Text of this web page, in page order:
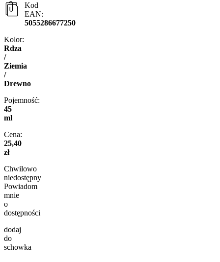
Kod
EAN:
5055286677250
Kolor:
Rdza
/
Ziemia
/
Drewno
Pojemność:
45
ml
Cena:
25,40
zł
Chwilowo
niedostępny
Powiadom
mnie
o
dostępności
dodaj
do
schowka